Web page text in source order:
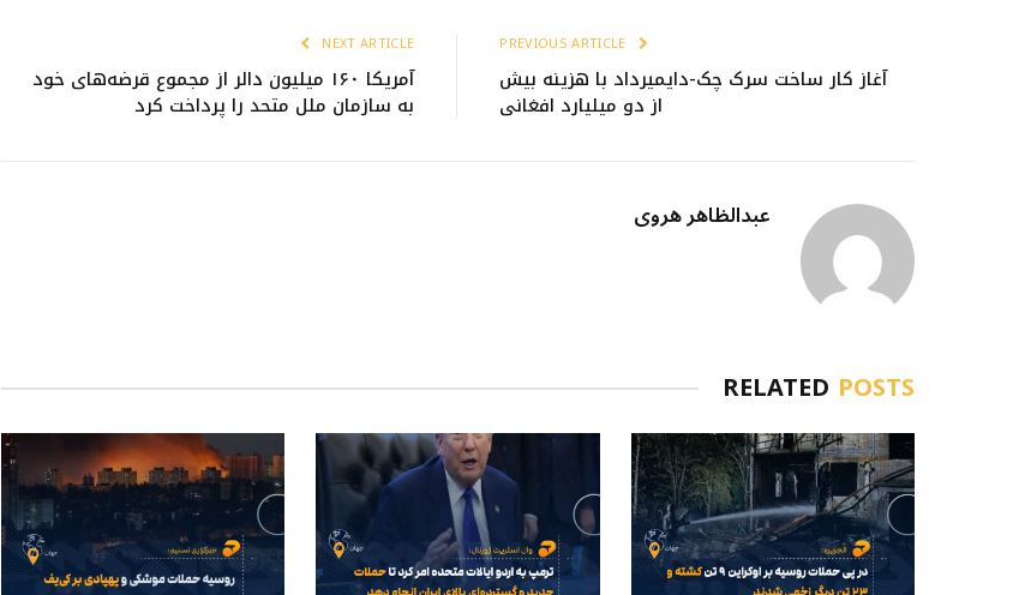
آغاز کار ساخت سرک چک-دایمیرداد با هزینه بیش
از دو میلیارد افغانی
NEXT ARTICLE
آمریکا ۱۶۰ میلیون دالر از مجموع قرضه‌های خود
به سازمان ملل متحد را پرداخت کرد
عبدالظاهر هروی
RELATED POSTS